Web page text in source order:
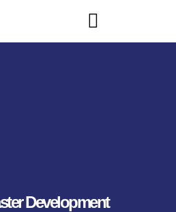
Development